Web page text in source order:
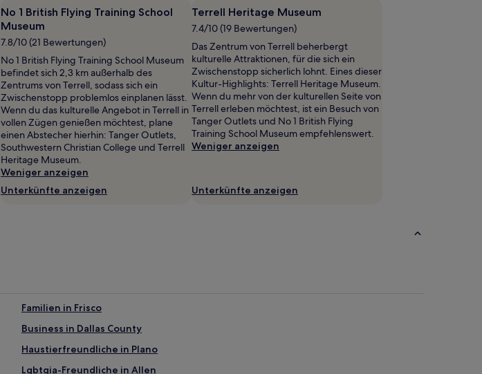
No 1 British Flying Training School
Museum
7.8/10 (21 Bewertungen)
No 1 British Flying Training School Museum
befindet sich 2,3 km außerhalb des
Zentrums von Terrell, sodass sich ein
Zwischenstopp problemlos einplanen lässt.
Wenn du das kulturelle Angebot in Terrell in
vollen Zügen genießen möchtest, plane
einen Abstecher hierhin: Tanger Outlets,
Southwestern Christian College und Terrell
Heritage Museum.
Weniger anzeigen
Unterkünfte anzeigen
Terrell Heritage Museum
7.4/10 (19 Bewertungen)
Das Zentrum von Terrell beherbergt
kulturelle Attraktionen, für die sich ein
Zwischenstopp sicherlich lohnt. Eines dieser
Kultur-Highlights: Terrell Heritage Museum.
Wenn du mehr von der kulturellen Seite von
Terrell erleben möchtest, ist ein Besuch von
Tanger Outlets und No 1 British Flying
Training School Museum empfehlenswert.
Weniger anzeigen
Unterkünfte anzeigen
Familien in Frisco
Business in Dallas County
Haustierfreundliche in Plano
Lgbtqia-Freundliche in Allen